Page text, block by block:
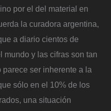
por el del material en
la curadora argentina,
a diario cientos de
mundo y las cifras son tan
ser inherente a la
sólo en el 10% de los
una situación